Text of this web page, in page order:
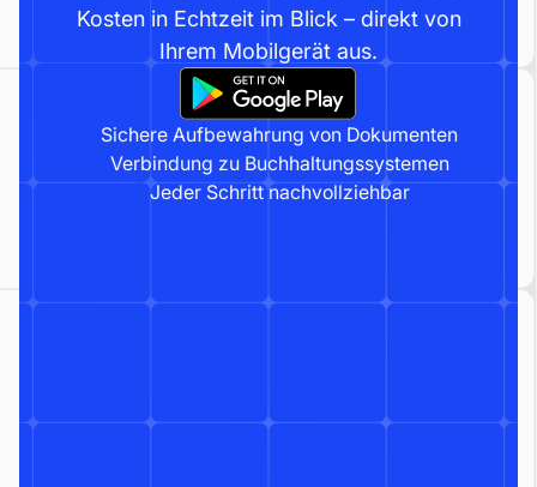
Kosten in Echtzeit im Blick – direkt von
Ihrem Mobilgerät aus.
Sichere Aufbewahrung von Dokumenten
Verbindung zu Buchhaltungssystemen
Jeder Schritt nachvollziehbar